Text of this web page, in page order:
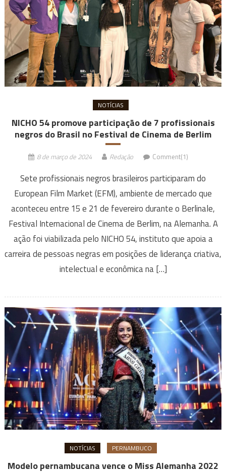
NOTÍCIAS
NICHO 54 promove participação de 7 profissionais
negros do Brasil no Festival de Cinema de Berlim
8 de março de 2024 Redação Comment(1)
Sete profissionais negros brasileiros participaram do
European Film Market (EFM), ambiente de mercado que
aconteceu entre 15 e 21 de fevereiro durante o Berlinale,
Festival Internacional de Cinema de Berlim, na Alemanha. A
ação foi viabilizada pelo NICHO 54, instituto que apoia a
carreira de pessoas negras em posições de liderança criativa,
intelectual e econômica na […]
NOTÍCIAS PERNAMBUCO
Modelo pernambucana vence o Miss Alemanha 2022